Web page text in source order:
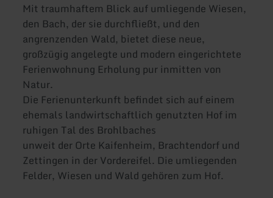
Mit traumhaftem Blick auf umliegende Wiesen,
den Bach, der sie durchfließt, und den
angrenzenden Wald, bietet diese neue,
großzügig angelegte und modern eingerichtete
Ferienwohnung Erholung pur inmitten von
Natur.
Die Ferienunterkunft befindet sich auf einem
ehemals landwirtschaftlich genutzten Hof im
ruhigen Tal des Brohlbaches
unweit der Orte Kaifenheim, Brachtendorf und
Zettingen in der Vordereifel. Die umliegenden
Felder, Wiesen und Wald gehören zum Hof.